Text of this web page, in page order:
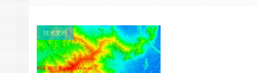
技术文档